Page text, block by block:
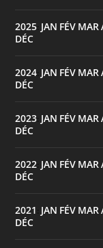
2025 JAN FÉV MAR
DÉC
2024 JAN FÉV MAR
DÉC
2023 JAN FÉV MAR
DÉC
2022 JAN FÉV MAR
DÉC
2021 JAN FÉV MAR
DÉC